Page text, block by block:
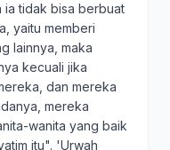
ia tidak bisa berbuat
yaitu memberi
lainnya, maka
kecuali jika
dan mereka
mereka
wanita yang baik
itu". 'Urwah